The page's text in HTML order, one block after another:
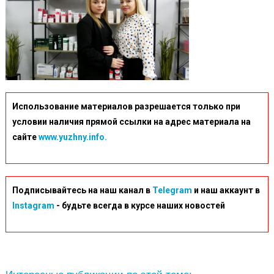
Использование материалов разрешается только при
условии наличия прямой ссылки на адрес материала на
сайтеwww.yuzhny.info.
Подписывайтесь на наш канал в Telegram и наш аккаунт в
Instagram - будьте всегда в курсе наших новостей